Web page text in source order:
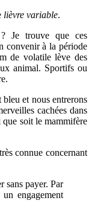
lièvre variable.
? Je trouve que ces
convenir à la période
de volatile lève des
animal. Sportifs ou
et nous entrerons
cachées dans
soit le mammifère
connue concernant
sans payer. Par
engagement